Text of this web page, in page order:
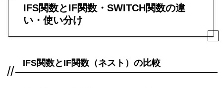
IFS関数とIF関数・SWITCH関数の違
い・使い分け
IFS関数とIF関数（ネスト）の比較